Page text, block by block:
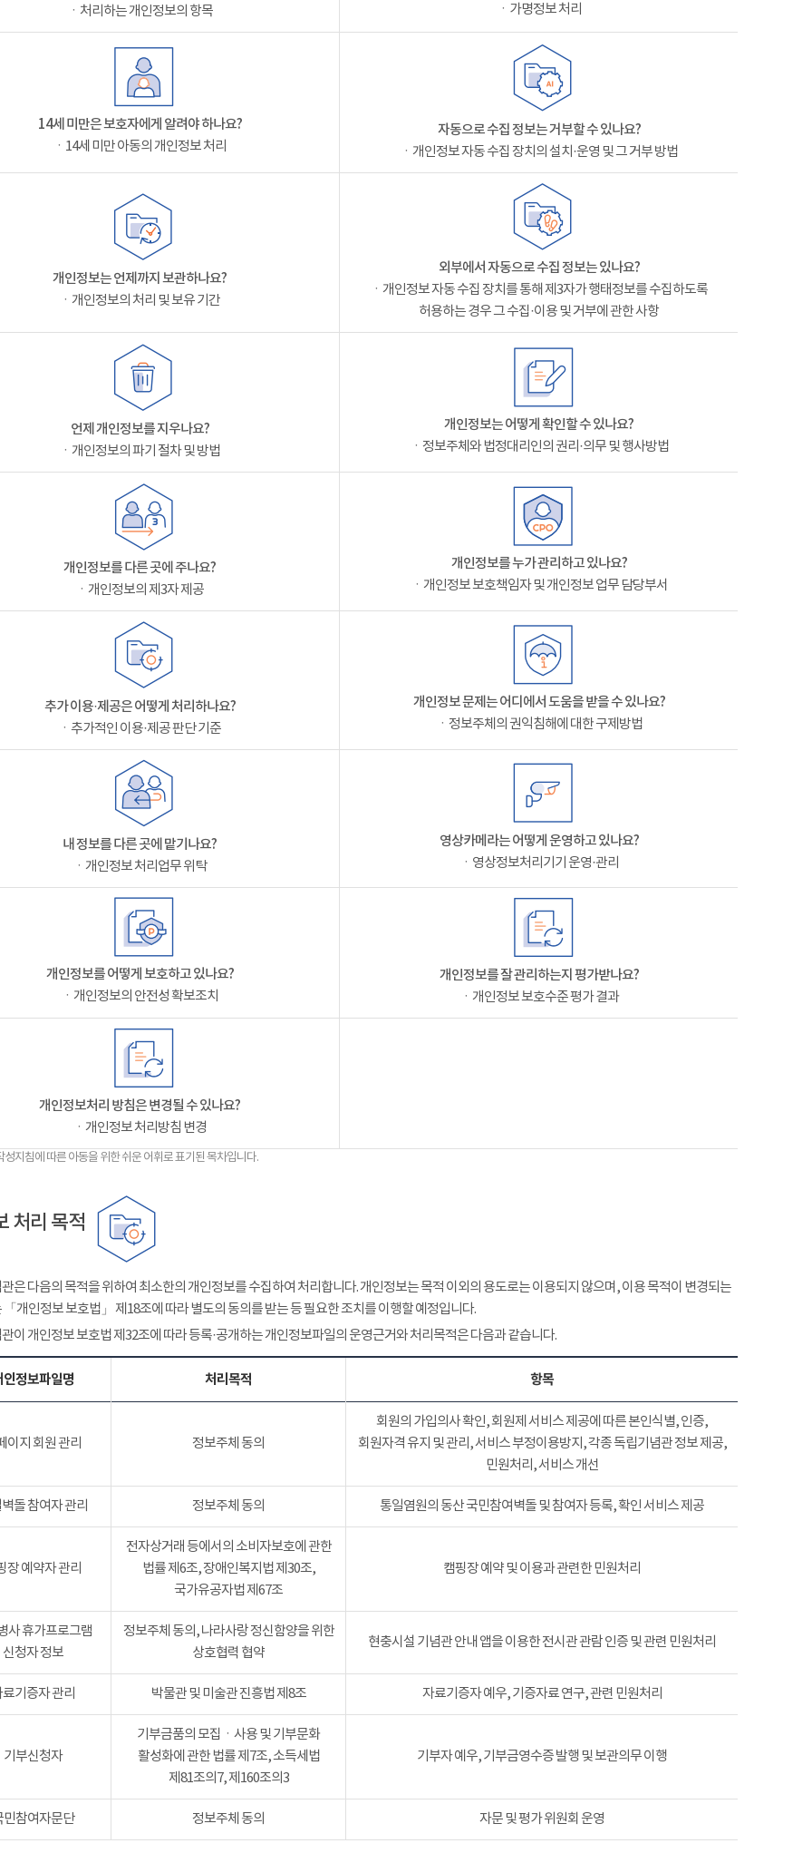
ㆍ처리하는 개인정보의 항목
ㆍ가명정보 처리
14세 미만은 보호자에게 알려야 하나요?
ㆍ14세 미만 아동의 개인정보 처리
자동으로 수집 정보는 거부할 수 있나요?
ㆍ개인정보 자동 수집 장치의 설치·운영 및 그 거부 방법
개인정보는 언제까지 보관하나요?
ㆍ개인정보의 처리 및 보유 기간
외부에서 자동으로 수집 정보는 있나요?
ㆍ개인정보 자동 수집 장치를 통해 제3자가 행태정보를 수집하도록
허용하는 경우 그 수집·이용 및 거부에 관한 사항
언제 개인정보를 지우나요?
ㆍ개인정보의 파기 절차 및 방법
개인정보는 어떻게 확인할 수 있나요?
ㆍ정보주체와 법정대리인의 권리·의무 및 행사방법
개인정보를 다른 곳에 주나요?
ㆍ개인정보의 제3자 제공
개인정보를 누가 관리하고 있나요?
ㆍ개인정보 보호책임자 및 개인정보 업무 담당부서
추가 이용·제공은 어떻게 처리하나요?
ㆍ추가적인 이용·제공 판단 기준
개인정보 문제는 어디에서 도움을 받을 수 있나요?
ㆍ정보주체의 권익침해에 대한 구제방법
내 정보를 다른 곳에 맡기나요?
ㆍ개인정보 처리업무 위탁
영상카메라는 어떻게 운영하고 있나요?
ㆍ영상정보처리기기 운영·관리
개인정보를 어떻게 보호하고 있나요?
ㆍ개인정보의 안전성 확보조치
개인정보를 잘 관리하는지 평가받나요?
ㆍ개인정보 보호수준 평가 결과
개인정보처리 방침은 변경될 수 있나요?
ㆍ개인정보 처리방침 변경
지침에 따른 아동을 위한 쉬운 어휘로 표기된 목차입니다.
처리 목적
은 다음의 목적을 위하여 최소한의 개인정보를 수집하여 처리합니다. 개인정보는 목적 이외의 용도로는 이용되지 않으며, 이용 목적이 변경되는
「개인정보 보호법」 제18조에 따라 별도의 동의를 받는 등 필요한 조치를 이행할 예정입니다.
이 개인정보 보호법 제32조에 따라 등록·공개하는 개인정보파일의 운영근거와 처리목적은 다음과 같습니다.
인정보파일명 처리목적 항목
이지 회원 관리 정보주체 동의
회원의 가입의사 확인, 회원제 서비스 제공에 따른 본인식별, 인증,
회원자격 유지 및 관리, 서비스 부정이용방지, 각종 독립기념관 정보 제공,
민원처리, 서비스 개선
돌 참여자 관리 정보주체 동의 통일염원의 동산 국민참여벽돌 및 참여자 등록, 확인 서비스 제공
장 예약자 관리
전자상거래 등에서의 소비자보호에 관한
법률 제6조, 장애인복지법 제30조,
국가유공자법 제67조
캠핑장 예약 및 이용과 관련한 민원처리
사 휴가프로그램
신청자 정보
정보주체 동의, 나라사랑 정신함양을 위한
상호협력 협약
현충시설 기념관 안내 앱을 이용한 전시관 관람 인증 및 관련 민원처리
기증자 관리 박물관 및 미술관 진흥법 제8조 자료기증자 예우, 기증자료 연구, 관련 민원처리
기부신청자
기부금품의 모집ㆍ사용 및 기부문화
활성화에 관한 법률 제7조, 소득세법
제81조의7, 제160조의3
기부자 예우, 기부금영수증 발행 및 보관의무 이행
민참여자문단 정보주체 동의 자문 및 평가 위원회 운영